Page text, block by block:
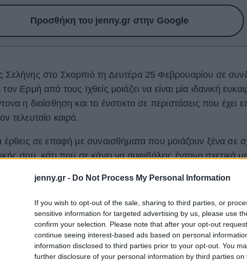
jenny.gr - Do Not Process My Personal Information
If you wish to opt-out of the sale, sharing to third parties, or
sensitive information for targeted advertising by us, please use
confirm your selection. Please note that after your opt-out
continue seeing interest-based ads based on personal
information disclosed to third parties prior to your opt-out. You
further disclosure of your personal information by third parties on
Προσθήκη του jenny.gr στην Google
Σελήνης στο Σκορπιό τη Δευτέρα 25 Φεβρουαρίου σε
Ερμή από τους Ιχθείς μοιάζει να είναι μία ιδανική
η διαίσθηση και το ένστικτο σε περιστάσεις που έχει
τελευταίο καιρό.
έρθεις σε επαφή με συναισθήματα που μοιάζουν ξένα σε
σου, κάτι που σε κάνει να αμφιβάλεις έντονα σχετικά